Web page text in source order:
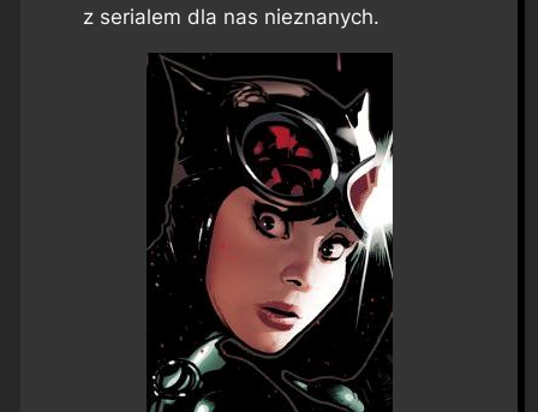
z serialem dla nas nieznanych.